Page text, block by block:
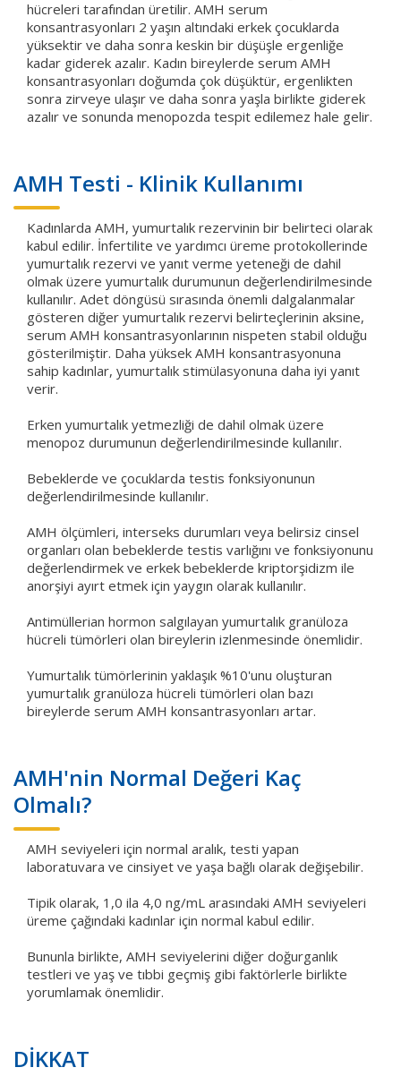
hücreleri tarafından üretilir. AMH serum
konsantrasyonları 2 yaşın altındaki erkek çocuklarda
yüksektir ve daha sonra keskin bir düşüşle ergenliğe
kadar giderek azalır. Kadın bireylerde serum AMH
konsantrasyonları doğumda çok düşüktür, ergenlikten
sonra zirveye ulaşır ve daha sonra yaşla birlikte giderek
azalır ve sonunda menopozda tespit edilemez hale gelir.
AMH Testi - Klinik Kullanımı
Kadınlarda AMH, yumurtalık rezervinin bir belirteci olarak
kabul edilir. İnfertilite ve yardımcı üreme protokollerinde
yumurtalık rezervi ve yanıt verme yeteneği de dahil
olmak üzere yumurtalık durumunun değerlendirilmesinde
kullanılır. Adet döngüsü sırasında önemli dalgalanmalar
gösteren diğer yumurtalık rezervi belirteçlerinin aksine,
serum AMH konsantrasyonlarının nispeten stabil olduğu
gösterilmiştir. Daha yüksek AMH konsantrasyonuna
sahip kadınlar, yumurtalık stimülasyonuna daha iyi yanıt
verir.
Erken yumurtalık yetmezliği de dahil olmak üzere
menopoz durumunun değerlendirilmesinde kullanılır.
Bebeklerde ve çocuklarda testis fonksiyonunun
değerlendirilmesinde kullanılır.
AMH ölçümleri, interseks durumları veya belirsiz cinsel
organları olan bebeklerde testis varlığını ve fonksiyonunu
değerlendirmek ve erkek bebeklerde kriptorşidizm ile
anorşiyi ayırt etmek için yaygın olarak kullanılır.
Antimüllerian hormon salgılayan yumurtalık granüloza
hücreli tümörleri olan bireylerin izlenmesinde önemlidir.
Yumurtalık tümörlerinin yaklaşık %10'unu oluşturan
yumurtalık granüloza hücreli tümörleri olan bazı
bireylerde serum AMH konsantrasyonları artar.
AMH'nin Normal Değeri Kaç
Olmalı?
AMH seviyeleri için normal aralık, testi yapan
laboratuvara ve cinsiyet ve yaşa bağlı olarak değişebilir.
Tipik olarak, 1,0 ila 4,0 ng/mL arasındaki AMH seviyeleri
üreme çağındaki kadınlar için normal kabul edilir.
Bununla birlikte, AMH seviyelerini diğer doğurganlık
testleri ve yaş ve tıbbi geçmiş gibi faktörlerle birlikte
yorumlamak önemlidir.
DİKKAT